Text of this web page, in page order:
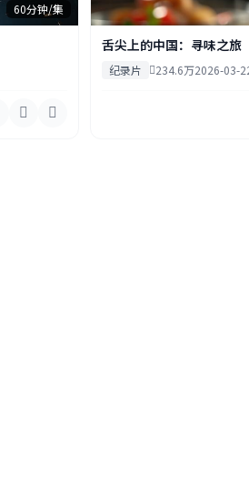
60分钟/集
舌尖上的中国：寻味之旅
纪录片 234.6万2026-03-